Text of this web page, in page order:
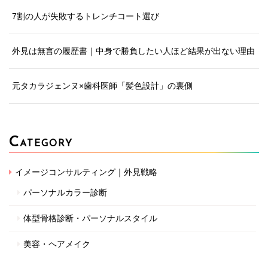
7割の人が失敗するトレンチコート選び
外見は無言の履歴書｜中身で勝負したい人ほど結果が出ない理由
元タカラジェンヌ×歯科医師「髪色設計」の裏側
CATEGORY
イメージコンサルティング｜外見戦略
パーソナルカラー診断
体型骨格診断・パーソナルスタイル
美容・ヘアメイク